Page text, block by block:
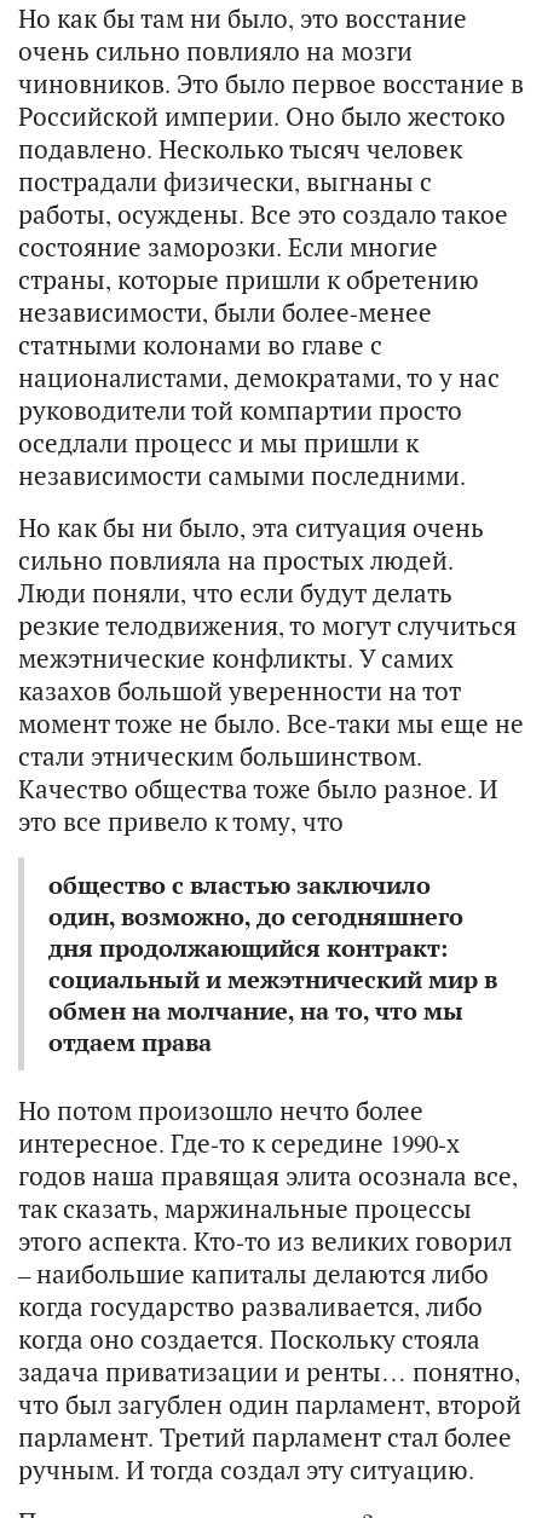
Но как бы там ни было, это восстание
очень сильно повлияло на мозги
чиновников. Это было первое восстание в
Российской империи. Оно было жестоко
подавлено. Несколько тысяч человек
пострадали физически, выгнаны с
работы, осуждены. Все это создало такое
состояние заморозки. Если многие
страны, которые пришли к обретению
независимости, были более-менее
статными колонами во главе с
националистами, демократами, то у нас
руководители той компартии просто
оседлали процесс и мы пришли к
независимости самыми последними.
Но как бы ни было, эта ситуация очень
сильно повлияла на простых людей.
Люди поняли, что если будут делать
резкие телодвижения, то могут случиться
межэтнические конфликты. У самих
казахов большой уверенности на тот
момент тоже не было. Все-таки мы еще не
стали этническим большинством.
Качество общества тоже было разное. И
это все привело к тому, что
общество с властью заключило
один, возможно, до сегодняшнего
дня продолжающийся контракт:
социальный и межэтнический мир в
обмен на молчание, на то, что мы
отдаем права
Но потом произошло нечто более
интересное. Где-то к середине 1990-х
годов наша правящая элита осознала все,
так сказать, маржинальные процессы
этого аспекта. Кто-то из великих говорил
– наибольшие капиталы делаются либо
когда государство разваливается, либо
когда оно создается. Поскольку стояла
задача приватизации и ренты… понятно,
что был загублен один парламент, второй
парламент. Третий парламент стал более
ручным. И тогда создал эту ситуацию.